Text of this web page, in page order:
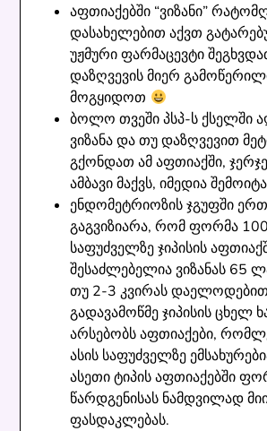
აფთიაქებში “ვიზანი”
დასახელებით აქვთ
უჟმური ფარმაცევტი
დაზღვევის მიერ
მოგყიდოთ
ბოლო თვეში პსპ-ს ქსელში
ვიზანა და თუ დაზღვევით
გქონდათ ამ აფთიაქში,
ამბავი მაქვს, იმედია
ენდომეტრიოზის ჯგუფში
გაგვიზიარა, რომ ფორმა
საფუძველზე ჯიპისის
შესაძლებელია ვიზანას 65
თუ 2-3 კვირას
გადავამოწმე ჯიპისის ცხელ
არსებობს აფთიაქები,
ასის საფუძველზე
ასეთი ტიპის აფთიაქებში
წარდგენისას ნამდვილად
ფასდაკლებას.